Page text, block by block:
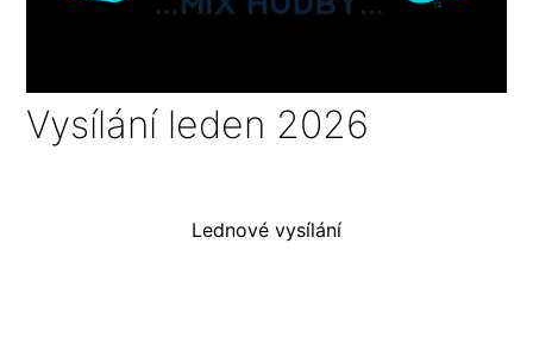
Vysílání leden 2026
Lednové vysílání